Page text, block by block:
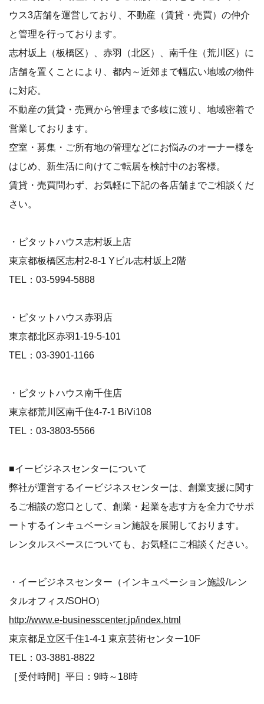
ウス3店舗を運営しており、不動産（賃貸・売買）の仲介
と管理を行っております。
志村坂上（板橋区）、赤羽（北区）、南千住（荒川区）に
店舗を置くことにより、都内～近郊まで幅広い地域の物件
に対応。
不動産の賃貸・売買から管理まで多岐に渡り、地域密着で
営業しております。
空室・募集・ご所有地の管理などにお悩みのオーナー様を
はじめ、新生活に向けてご転居を検討中のお客様。
賃貸・売買問わず、お気軽に下記の各店舗までご相談くだ
さい。
・ピタットハウス志村坂上店
東京都板橋区志村2-8-1 Yビル志村坂上2階
TEL：03-5994-5888
・ピタットハウス赤羽店
東京都北区赤羽1-19-5-101
TEL：03-3901-1166
・ピタットハウス南千住店
東京都荒川区南千住4-7-1 BiVi108
TEL：03-3803-5566
■イービジネスセンターについて
弊社が運営するイービジネスセンターは、創業支援に関す
るご相談の窓口として、創業・起業を志す方を全力でサポ
ートするインキュベーション施設を展開しております。
レンタルスペースについても、お気軽にご相談ください。
・イービジネスセンター（インキュベーション施設/レン
タルオフィス/SOHO）
http://www.e-businesscenter.jp/index.html
東京都足立区千住1-4-1 東京芸術センター10F
TEL：03-3881-8822
［受付時間］平日：9時～18時